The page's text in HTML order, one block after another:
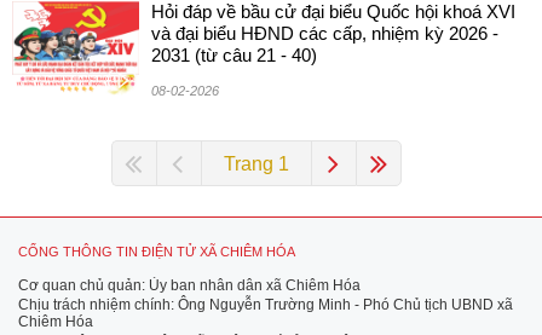
Hỏi đáp về bầu cử đại biểu Quốc hội khoá XVI
và đại biểu HĐND các cấp, nhiệm kỳ 2026 -
2031 (từ câu 21 - 40)
08-02-2026
Trang 1
CỔNG THÔNG TIN ĐIỆN TỬ XÃ CHIÊM HÓA
Cơ quan chủ quản: Ủy ban nhân dân xã Chiêm Hóa
Chịu trách nhiệm chính: Ông Nguyễn Trường Minh - Phó Chủ tịch UBND xã
Chiêm Hóa